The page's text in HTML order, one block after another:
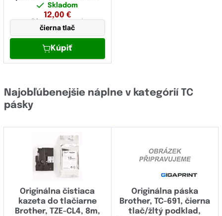
Skladom
12,00 €
24 mmlaminovaná
čierna tlač
Kúpiť
Najobľúbenejšie náplne v kategórií TC
pásky
Originálna čistiaca
kazeta do tlačiarne
Brother, TZE-CL4, 8m,
Originálna páska
Brother, TC-691, čierna
tlač/žltý podklad,